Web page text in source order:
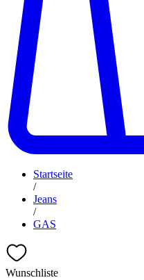
Startseite
/
Jeans
/
GAS
Wunschliste